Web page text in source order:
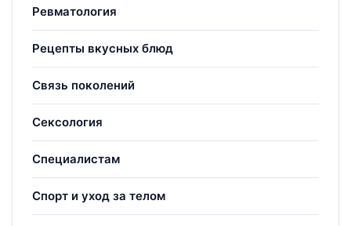
Ревматология
Рецепты вкусных блюд
Связь поколений
Сексология
Специалистам
Спорт и уход за телом